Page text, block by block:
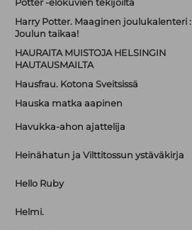
Potter -elokuvien tekijöiltä
Harry Potter. Maaginen joulukalenteri :
Joulun taikaa!
HAURAITA MUISTOJA HELSINGIN
HAUTAUSMAILTA
Hausfrau. Kotona Sveitsissä
Hauska matka aapinen
Havukka-ahon ajattelija
Heinähatun ja Vilttitossun ystäväkirja
Hello Ruby
Helmi.